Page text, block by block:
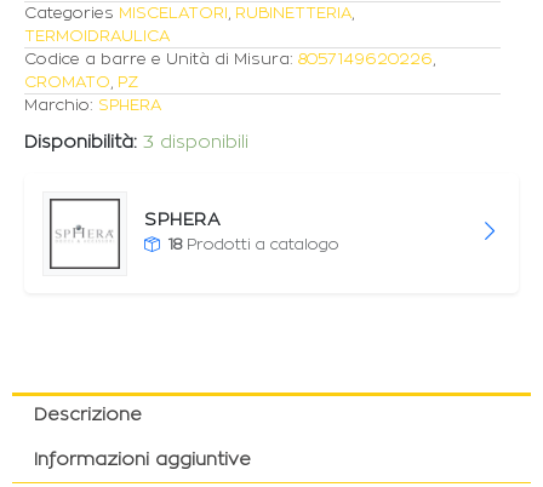
Categories MISCELATORI, RUBINETTERIA,
TERMOIDRAULICA
Codice a barre e Unità di Misura: 8057149620226,
CROMATO, PZ
Marchio: SPHERA
Disponibilità: 3 disponibili
SPHERA
18 Prodotti a catalogo
Descrizione
Informazioni aggiuntive